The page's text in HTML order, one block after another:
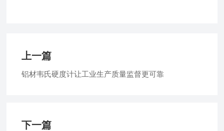
上一篇
铝材韦氏硬度计让工业生产质量监督更可靠
下一篇